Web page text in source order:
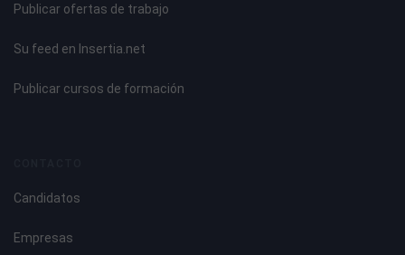
Publicar ofertas de trabajo
Su feed en Insertia.net
Publicar cursos de formación
Candidatos
Empresas